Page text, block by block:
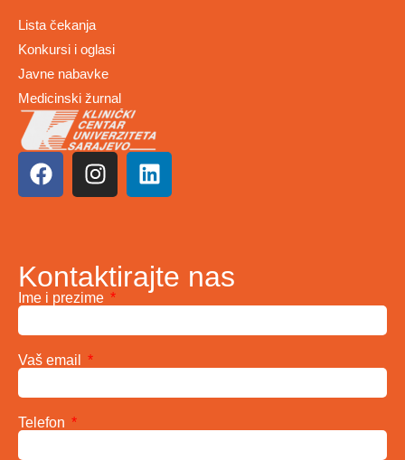
Lista čekanja
Konkursi i oglasi
Javne nabavke
Medicinski žurnal
Kontaktirajte nas
Ime i prezime
Vaš email
Telefon